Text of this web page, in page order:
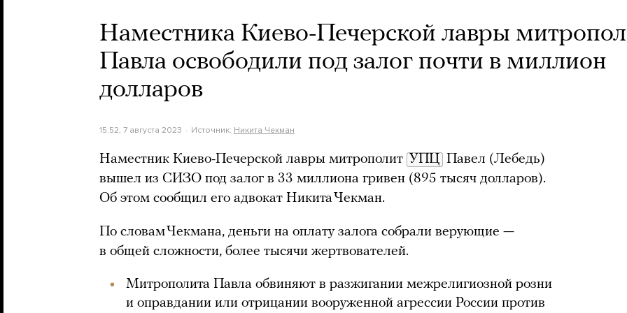
Наместника Киево-Печерской лавры
Павла освободили под залог почти в миллион
долларов
15:52, 7 августа 2023 Источник: Никита Чекман
Наместник Киево-Печерской лавры митрополит УПЦ Павел (Лебедь)
вышел из СИЗО под залог в 33 миллиона гривен (895 тысяч долларов).
Об этом сообщил его адвокат Никита Чекман.
По словам Чекмана, деньги на оплату залога собрали верующие —
в общей сложности, более тысячи жертвователей.
Митрополита Павла обвиняют в разжигании межрелигиозной розни
и оправдании или отрицании вооруженной агрессии России против